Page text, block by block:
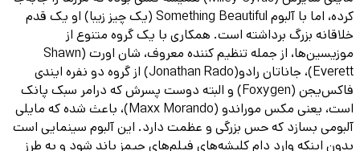
کرده، اما با آلبوم Something Beautiful (یک چیز زیبا) او یک قدم
خلاقانه بزرگ برداشته است. همکاری با یک گروه متنوع از
موزیسین‌ها، از جمله تنظیم کننده معروف، شان اورت (Shawn
Everett)، جاناتان رادو(Jonathan Rado) از گروه دو نفره ایندی
فاکس‌یجن (Foxygen) و البته دوست پسرش که درامر سبک پانک
است، یعنی مکس موراندو (Maxx Morando)، باعث شده که مایلی
آلبومی بسازد که حس بزرگی و عظمت دارد. این آلبوم سینمایی است
بدون اینکه وارد دام کلیشه‌های فیلم‌های جیمز باند شود و به طرز